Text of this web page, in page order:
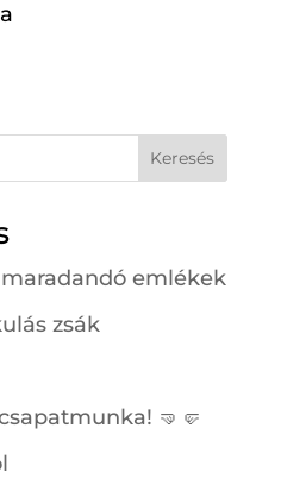
Keresés
emlékek
zsák
🤜🤛